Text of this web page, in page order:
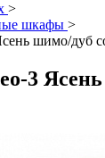
>
шкафы >
шимо/дуб
3